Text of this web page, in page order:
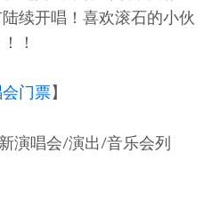
续开唱！喜欢滚石的小伙
！
门票】
演唱会/演出/音乐会列